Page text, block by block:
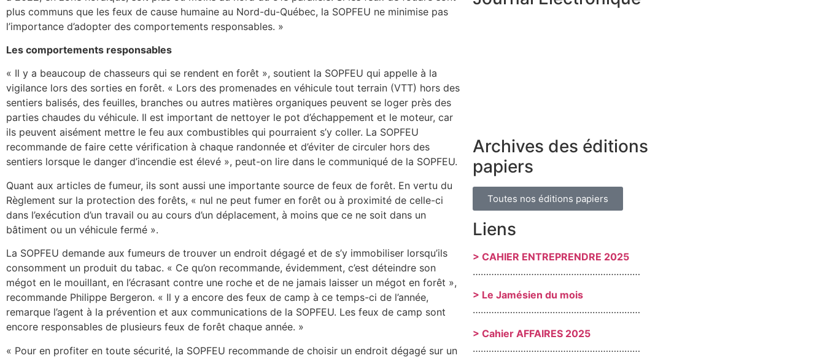
plus communs que les feux de cause humaine au Nord-du-Québec, la SOPFEU ne minimise pas
l’importance d’adopter des comportements responsables. »
Les comportements responsables
« Il y a beaucoup de chasseurs qui se rendent en forêt », soutient la SOPFEU qui appelle à la
vigilance lors des sorties en forêt. « Lors des promenades en véhicule tout terrain (VTT) hors des
sentiers balisés, des feuilles, branches ou autres matières organiques peuvent se loger près des
parties chaudes du véhicule. Il est important de nettoyer le pot d’échappement et le moteur, car
ils peuvent aisément mettre le feu aux combustibles qui pourraient s’y coller. La SOPFEU
recommande de faire cette vérification à chaque randonnée et d’éviter de circuler hors des
sentiers lorsque le danger d’incendie est élevé », peut-on lire dans le communiqué de la SOPFEU.
Quant aux articles de fumeur, ils sont aussi une importante source de feux de forêt. En vertu du
Règlement sur la protection des forêts, « nul ne peut fumer en forêt ou à proximité de celle-ci
dans l’exécution d’un travail ou au cours d’un déplacement, à moins que ce ne soit dans un
bâtiment ou un véhicule fermé ».
La SOPFEU demande aux fumeurs de trouver un endroit dégagé et de s’y immobiliser lorsqu’ils
consomment un produit du tabac. « Ce qu’on recommande, évidemment, c’est déteindre son
mégot en le mouillant, en l’écrasant contre une roche et de ne jamais laisser un mégot en forêt »,
recommande Philippe Bergeron. « Il y a encore des feux de camp à ce temps-ci de l’année,
remarque l’agent à la prévention et aux communications de la SOPFEU. Les feux de camp sont
encore responsables de plusieurs feux de forêt chaque année. »
« Pour en profiter en toute sécurité, la SOPFEU recommande de choisir un endroit dégagé sur un
Archives des éditions
papiers
Toutes nos éditions papiers
Liens
> CAHIER ENTREPRENDRE 2025
………………………………………………………
> Le Jamésien du mois
………………………………………………………
> Cahier AFFAIRES 2025
………………………………………………………